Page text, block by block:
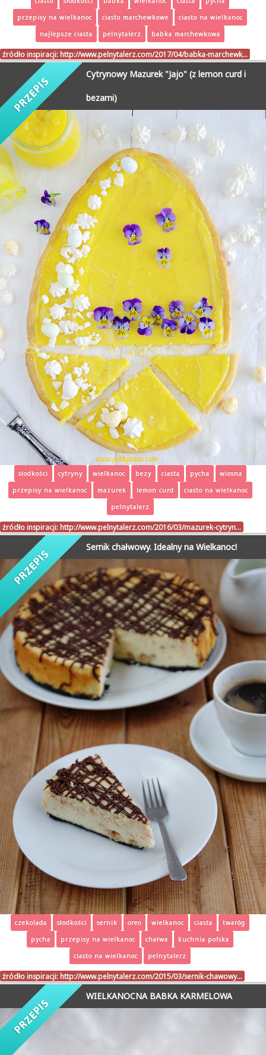
przepisy na wielkanoc
ciasto marchewkowe
ciasto na wielkanoc
najlepsze ciasta
pelnytalerz babka marchewkowa
źródło inspiracji: http://www.pelnytalerz.com/2017/04/babka-marchewk…
Cytrynowy Mazurek "Jajo" (z lemon curd i
bezami)
słodkości cytryny wielkanoc bezy ciasta pycha
wiosna
przepisy na wielkanoc
mazurek lemon curd
ciasto na wielkanoc
pelnytalerz
źródło inspiracji: http://www.pelnytalerz.com/2016/03/mazurek-cytryn…
Sernik chałwowy. Idealny na Wielkanoc!
czekolada słodkości sernik oreo wielkanoc ciasta
twaróg
pycha
przepisy na wielkanoc chałwa
kuchnia polska
ciasto na wielkanoc
pelnytalerz
źródło inspiracji: http://www.pelnytalerz.com/2015/03/sernik-chawowy…
WIELKANOCNA BABKA KARMELOWA